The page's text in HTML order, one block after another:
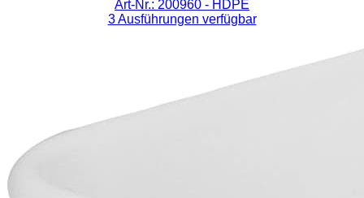
Art-Nr.: 200960 - HDPE
3 Ausführungen verfügbar